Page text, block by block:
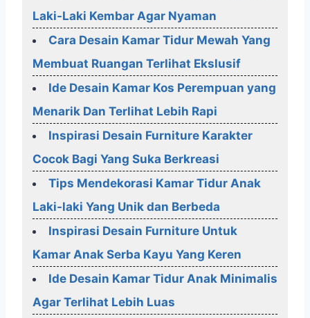
Laki-Laki Kembar Agar Nyaman
Cara Desain Kamar Tidur Mewah Yang
Membuat Ruangan Terlihat Ekslusif
Ide Desain Kamar Kos Perempuan yang
Menarik Dan Terlihat Lebih Rapi
Inspirasi Desain Furniture Karakter
Cocok Bagi Yang Suka Berkreasi
Tips Mendekorasi Kamar Tidur Anak
Laki-laki Yang Unik dan Berbeda
Inspirasi Desain Furniture Untuk
Kamar Anak Serba Kayu Yang Keren
Ide Desain Kamar Tidur Anak Minimalis
Agar Terlihat Lebih Luas